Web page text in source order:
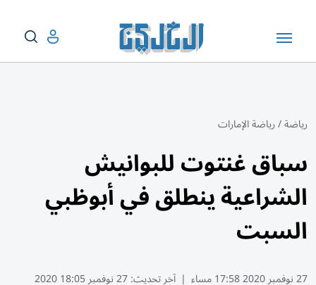
رياضة/رياضة الإمارات
سباق غنتوت للبوانيش
الشراعية ينطلق في أبوظبي
السبت
27 نوفمبر 2020 17:58 مساء | آخر تحديث:27 نوفمبر 18:05 2020